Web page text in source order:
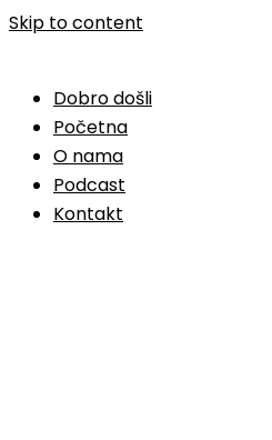
Skip to content
Dobro došli
Početna
O nama
Podcast
Kontakt